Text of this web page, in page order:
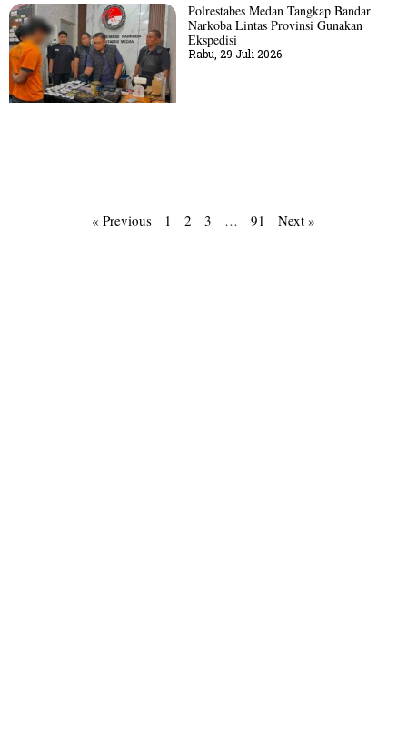
Polrestabes Medan Tangkap Bandar
Narkoba Lintas Provinsi Gunakan
Ekspedisi
Rabu, 29 Juli 2026
« Previous 1 2 3 … 91 Next »